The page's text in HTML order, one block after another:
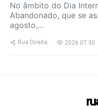
No âmbito do Dia
Abandonado, que se
agosto,…
Rua Direita 2026.07.30